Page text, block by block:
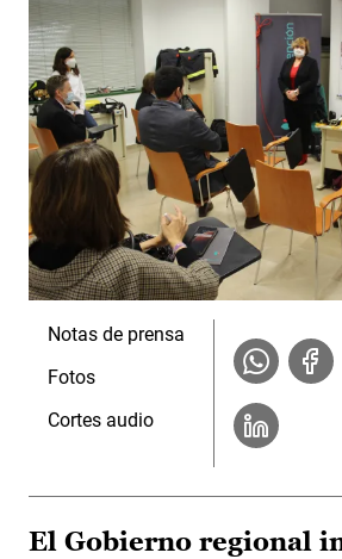
Notas de prensa
Fotos
Cortes audio
El Gobierno regional